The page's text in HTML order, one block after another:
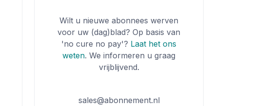
Wilt u nieuwe abonnees werven
voor uw (dag)blad? Op basis van
'no cure no pay'? Laat het ons
weten. We informeren u graag
vrijblijvend.
sales@abonnement.nl